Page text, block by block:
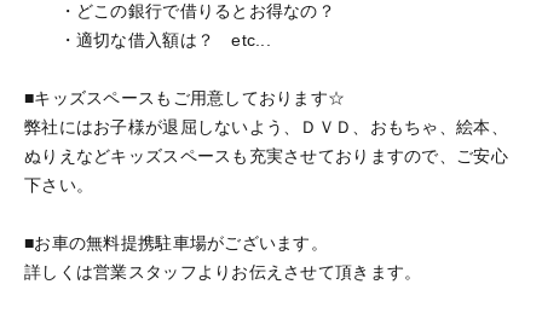
・どこの銀行で借りるとお得なの？
・適切な借入額は？ etc...
■キッズスペースもご用意しております☆
弊社にはお子様が退屈しないよう、ＤＶＤ、おもちゃ、絵本、
ぬりえなどキッズスペースも充実させておりますので、ご安心
下さい。
■お車の無料提携駐車場がございます。
詳しくは営業スタッフよりお伝えさせて頂きます。